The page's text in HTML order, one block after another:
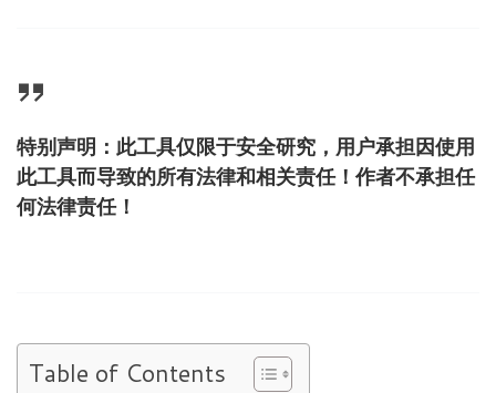
特别声明：此工具仅限于安全研究，用户承担因使用
此工具而导致的所有法律和相关责任！作者不承担任
何法律责任！
Table of Contents